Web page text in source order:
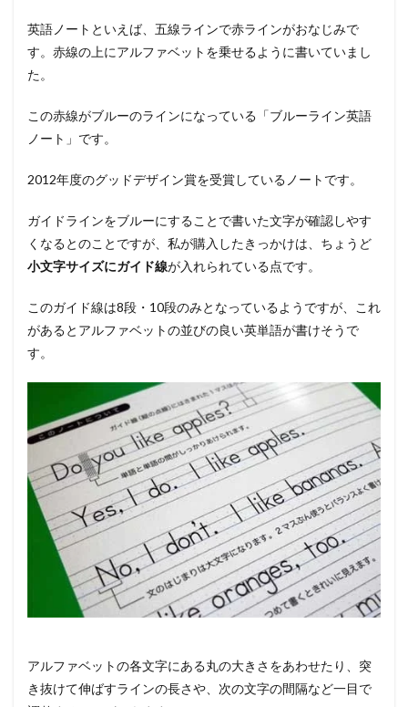
英語ノートといえば、五線ラインで赤ラインがおなじみで
す。赤線の上にアルファベットを乗せるように書いていまし
た。
この赤線がブルーのラインになっている「ブルーライン英語
ノート」です。
2012年度のグッドデザイン賞を受賞しているノートです。
ガイドラインをブルーにすることで書いた文字が確認しやす
くなるとのことですが、私が購入したきっかけは、ちょうど
小文字サイズにガイド線が入れられている点です。
このガイド線は8段・10段のみとなっているようですが、これ
があるとアルファベットの並びの良い英単語が書けそうで
す。
アルファベットの各文字にある丸の大きさをあわせたり、突
き抜けて伸ばすラインの長さや、次の文字の間隔など一目で